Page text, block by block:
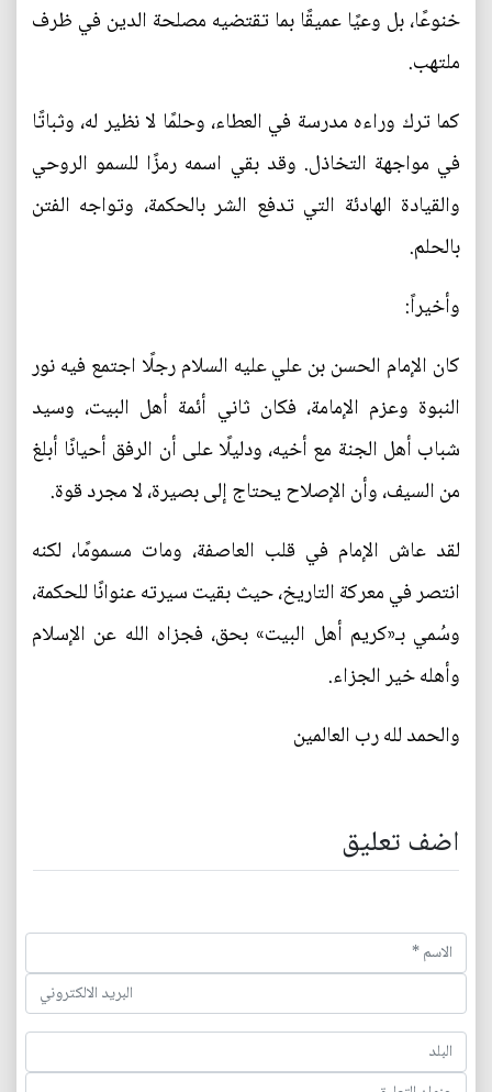
خنوعًا، بل وعيًا عميقًا بما تقتضيه مصلحة الدين في ظرف
ملتهب.
كما ترك وراءه مدرسة في العطاء، وحلمًا لا نظير له، وثباتًا
في مواجهة التخاذل. وقد بقي اسمه رمزًا للسمو الروحي
والقيادة الهادئة التي تدفع الشر بالحكمة، وتواجه الفتن
بالحلم.
وأخيراً:
كان الإمام الحسن بن علي عليه السلام رجلًا اجتمع فيه نور
النبوة وعزم الإمامة، فكان ثاني أئمة أهل البيت، وسيد
شباب أهل الجنة مع أخيه، ودليلًا على أن الرفق أحيانًا أبلغ
من السيف، وأن الإصلاح يحتاج إلى بصيرة، لا مجرد قوة.
لقد عاش الإمام في قلب العاصفة، ومات مسمومًا، لكنه
انتصر في معركة التاريخ، حيث بقيت سيرته عنوانًا للحكمة،
وسُمي بـ«كريم أهل البيت» بحق، فجزاه الله عن الإسلام
وأهله خير الجزاء.
والحمد لله رب العالمين
اضف تعليق